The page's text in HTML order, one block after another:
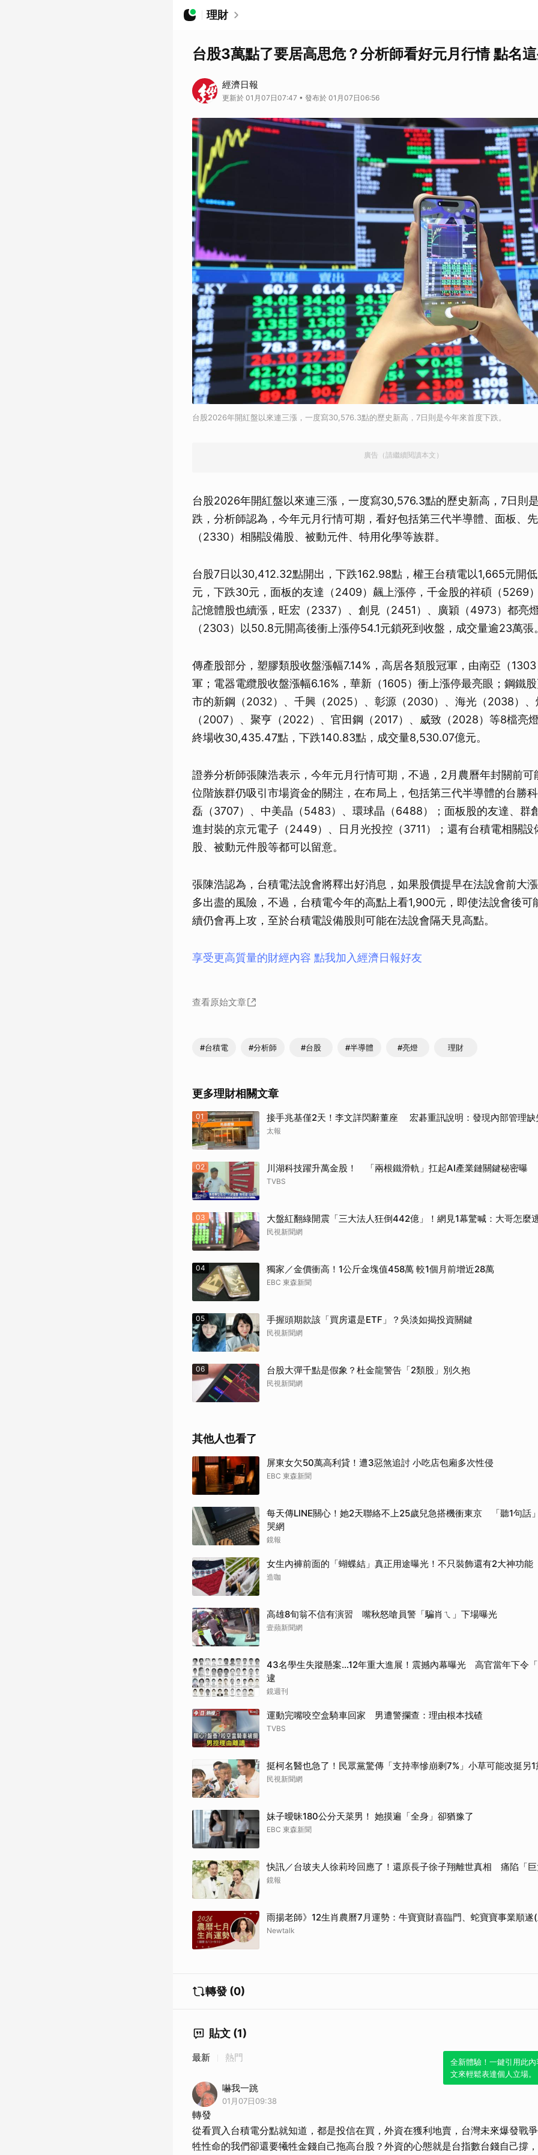
理財
台股3萬點了要居高思危？分析師看好元月行情 點名
經濟日報
更新於 01月07日07:47 • 發布於 01月07日06:56
台股2026年開紅盤以來連三漲，一度寫30,576.3點的歷史新高，7日則是今年來首度下跌。
廣告（請繼續閱讀本文）
台股2026年開紅盤以來連三漲，一度寫30,576.3點的歷史新高，7日則
跌，分析師認為，今年元月行情可期，看好包括第三代半導體、面板、
（2330）相關設備股、被動元件、特用化學等族群。
台股7日以30,412.32點開出，下跌162.98點，權王台積電以1,665元開
元，下跌30元，面板的友達（2409）飆上漲停，千金股的祥碩（5269
記憶體股也續漲，旺宏（2337）、創見（2451）、廣穎（4973）都亮
（2303）以50.8元開高後衝上漲停54.1元鎖死到收盤，成交量逾23萬張
傳產股部分，塑膠類股收盤漲幅7.14%，高居各類股冠軍，由南亞（
軍；電器電纜股收盤漲幅6.16%，華新（1605）衝上漲停最亮眼；鋼鐵
市的新鋼（2032）、千興（2025）、彰源（2030）、海光（2038）、
（2007）、聚亨（2022）、官田鋼（2017）、威致（2028）等8檔亮
終場收30,435.47點，下跌140.83點，成交量8,530.07億元。
證券分析師張陳浩表示，今年元月行情可期，不過，2月農曆年封關前可
位階族群仍吸引市場資金的關注，在布局上，包括第三代半導體的台勝
磊（3707）、中美晶（5483）、環球晶（6488）；面板股的友達、群
進封裝的京元電子（2449）、日月光投控（3711）；還有台積電相關設
股、被動元件股等都可以留意。
張陳浩認為，台積電法說會將釋出好消息，如果股價提早在法說會前大
多出盡的風險，不過，台積電今年的高點上看1,900元，即使法說會後可
續仍會再上攻，至於台積電設備股則可能在法說會隔天見高點。
享受更高質量的財經內容 點我加入經濟日報好友
查看原始文章
#台積電 #分析師 #台股 #半導體 #亮燈 理財
更多理財相關文章
01 接手兆基僅2天！李文詳閃辭董座 宏碁重訊說明：發現內部管理缺
太報
02 川湖科技躍升萬金股！ 「兩根鐵滑軌」扛起AI產業鏈關鍵秘密曝
TVBS
03 大盤紅翻綠開震「三大法人狂倒442億」！網見1幕驚喊：大哥怎麼
民視新聞網
04 獨家／金價衝高！1公斤金塊值458萬 較1個月前增近28萬
EBC 東森新聞
05 手握頭期款該「買房還是ETF」？吳淡如揭投資關鍵
民視新聞網
06 台股大彈千點是假象？杜金龍警告「2類股」別久抱
民視新聞網
其他人也看了
屏東女欠50萬高利貸！遭3惡煞追討 小吃店包廂多次性侵
EBC 東森新聞
每天傳LINE關心！她2天聯絡不上25歲兒急搭機衝東京 「聽1句話
哭網
鏡報
女生內褲前面的「蝴蝶結」真正用途曝光！不只裝飾還有2大神功能
造咖
高雄8旬翁不信有演習 嘴秋怒嗆員警「騙肖ㄟ」下場曝光
壹蘋新聞網
43名學生失蹤懸案...12年重大進展！震撼內幕曝光 高官當年下令
逮
鏡週刊
運動完嘴咬空盒騎車回家 男遭警攔查：理由根本找碴
TVBS
挺柯名醫也急了！民眾黨驚傳「支持率慘崩剩7%」小草可能改挺另1
民視新聞網
妹子曖昧180公分天菜男！ 她摸遍「全身」卻猶豫了
EBC 東森新聞
快訊／台玻夫人徐莉玲回應了！還原長子徐子翔離世真相 痛陷「
鏡報
雨揚老師》12生肖農曆7月運勢：牛寶寶財喜臨門、蛇寶寶事業順遂
Newtalk
轉發 (0)
貼文 (1)
全新體驗！一鍵引用此
文來輕鬆表達個人立場。
最新 熱門
嚇我一跳
01月07日09:38
轉發
從看買入台積電分點就知道，都是投信在買，外資在獲利地賣，台灣未來爆發戰
牲性命的我們卻還要犧牲金錢自己拖高台股？外資的心態就是台指數台錢自己撐